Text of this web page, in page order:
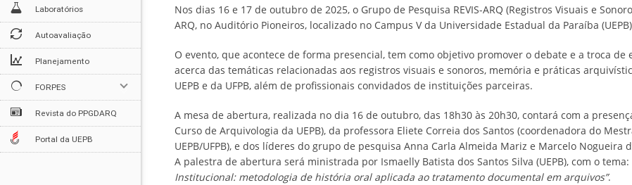
Laboratórios
Autoavaliação
Planejamento
FORPES
Revista do PPGDARQ
Portal da UEPB
Nos dias 16 e 17 de outubro de 2025, o Grupo de Pesquisa REVIS-ARQ (Registros Visuais e
ARQ, no Auditório Pioneiros, localizado no Campus V da Universidade Estadual da Paraíba
O evento, que acontece de forma presencial, tem como objetivo promover o debate e a troca
acerca das temáticas relacionadas aos registros visuais e sonoros, memória e práticas
UEPB e da UFPB, além de profissionais convidados de instituições parceiras.
A mesa de abertura, realizada no dia 16 de outubro, das 18h30 às 20h30, contará com a
Curso de Arquivologia da UEPB), da professora Eliete Correia dos Santos (coordenadora do
UEPB/UFPB), e dos líderes do grupo de pesquisa Anna Carla Almeida Mariz e Marcelo Nogueira
A palestra de abertura será ministrada por Ismaelly Batista dos Santos Silva (UEPB), com o tema:
Institucional: metodologia de história oral aplicada ao tratamento documental em arquivos”.